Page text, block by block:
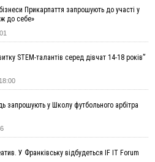
який виготовляв
синдикату
підозру. Їй обирають
у жительки Коломийщини
очікується сильна спека до 39°
чоловіка, який зливав з цистерни
госпіталізації та оновили правила
Прикарпаття запрошують до участі у
до себе»
STEM-талантів серед дівчат 14-18 років”
запрошують у Школу футбольного арбітра
У Франківську відбудеться IF IT Forum